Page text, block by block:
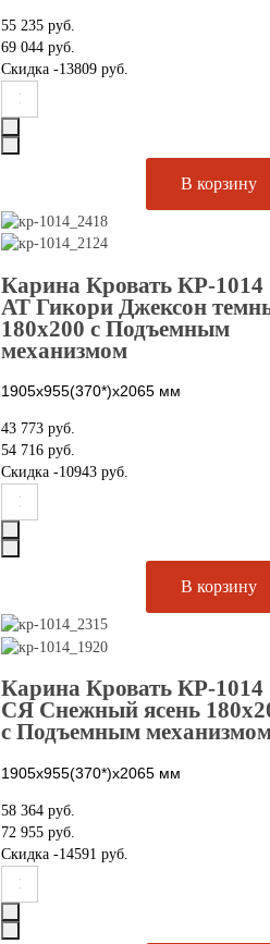
55 235 руб.
69 044 руб.
Скидка -13809 руб.
Карина Кровать КР-1014
АТ Гикори Джексон
180х200 с Подъемным
механизмом
1905х955(370*)х2065 мм
43 773 руб.
54 716 руб.
Скидка -10943 руб.
Карина Кровать КР-1014
СЯ Снежный ясень
с Подъемным
1905х955(370*)х2065 мм
58 364 руб.
72 955 руб.
Скидка -14591 руб.